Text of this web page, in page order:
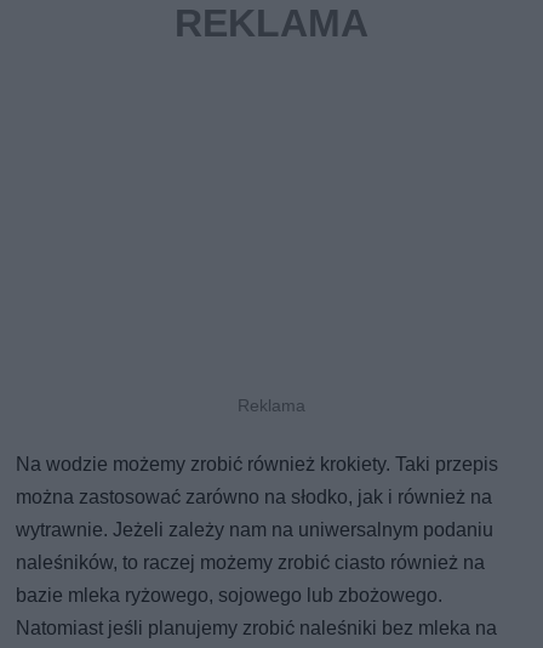
Na wodzie możemy zrobić również krokiety. Taki przepis
można zastosować zarówno na słodko, jak i również na
wytrawnie. Jeżeli zależy nam na uniwersalnym podaniu
naleśników, to raczej możemy zrobić ciasto również na
bazie mleka ryżowego, sojowego lub zbożowego.
Natomiast jeśli planujemy zrobić naleśniki bez mleka na